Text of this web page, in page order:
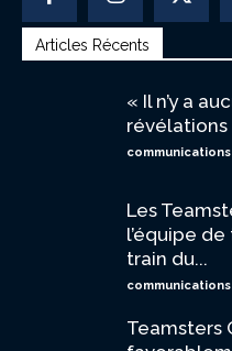
Articles Récents
« Il n’y a
révélations
communications
Les
l’équipe de
train du...
communications
Teamsters